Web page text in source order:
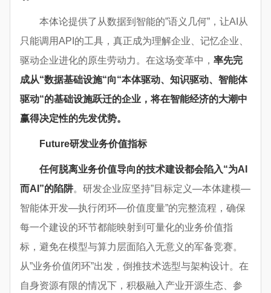
本体论提供了从数据到智能的”语义几何”，让AI从
只能调用API的工具，真正成为理解企业、记忆企业、
驱动企业进化的原生劳动力。在这场变革中， 率先完
成从“数据基础设施“向“本体驱动、知识驱动、智能体
驱动“的基础设施跃迁的企业，将在智能经济的大潮中
赢得决定性的先发优势。
Future研发业务价值指标
任何脱离业务价值导向的技术建设都会陷入“为AI
而AI”的陷阱。研发企业应坚持”目标定义—本体建模—
智能体开发—执行闭环—价值度量”的完整流程，确保
每一个建设的环节都能映射到可量化的业务价值指
标，避免在模型与算力层面陷入无意义的军备竞赛。
从”业务价值闭环”出发，倒推技术选型与架构设计。在
自身资源有限的情况下，积极融入产业开源生态、参